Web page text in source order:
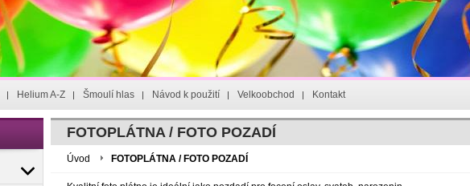
Helium A-Z Šmoulí hlas Návod k použití Velkoobchod Kontakt
FOTOPLÁTNA / FOTO POZADÍ
Úvod FOTOPLÁTNA / FOTO POZADÍ